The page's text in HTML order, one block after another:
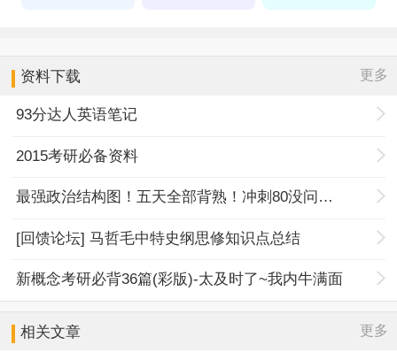
资料下载 更多
93分达人英语笔记
2015考研必备资料
最强政治结构图！五天全部背熟！冲刺80没问题！
[回馈论坛] 马哲毛中特史纲思修知识点总结
新概念考研必背36篇(彩版)-太及时了~我内牛满面
相关文章 更多